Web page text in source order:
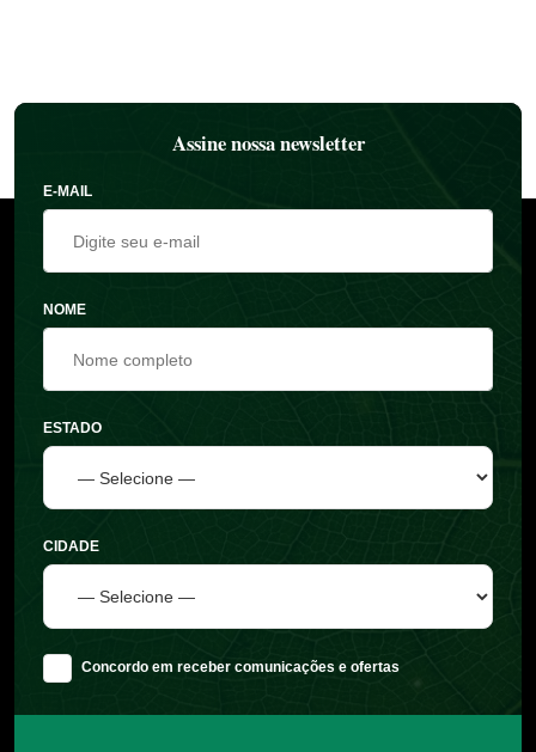
Assine nossa newsletter
E-MAIL
NOME
ESTADO
CIDADE
Concordo em receber comunicações e ofertas